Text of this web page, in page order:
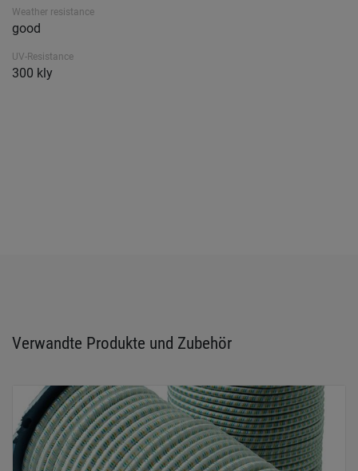
Weather resistance
good
UV-Resistance
300 kly
Verwandte Produkte und Zubehör